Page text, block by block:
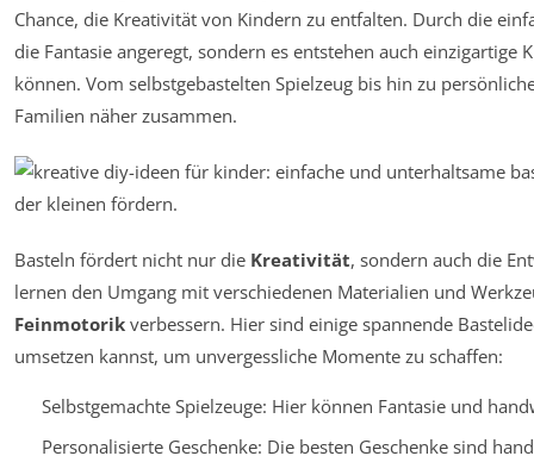
Chance, die Kreativität von Kindern zu entfalten. Durch die
die Fantasie angeregt, sondern es entstehen auch
können. Vom selbstgebastelten Spielzeug bis hin zu
Familien näher zusammen.
Basteln fördert nicht nur die Kreativität, sondern auch die
lernen den Umgang mit verschiedenen Materialien und
Feinmotorik verbessern. Hier sind einige spannende
umsetzen kannst, um unvergessliche Momente zu schaffen:
Selbstgemachte Spielzeuge: Hier können Fantasie und
Personalisierte Geschenke: Die besten Geschenke sind